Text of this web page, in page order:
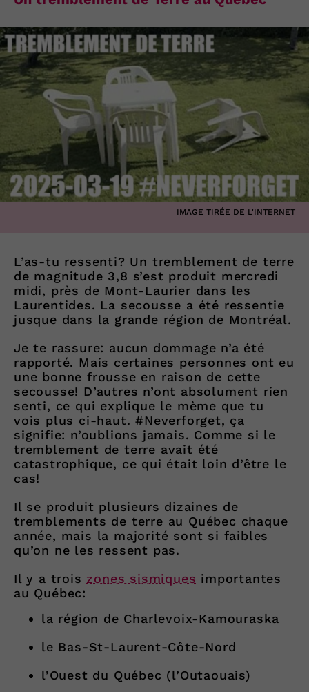
IMAGE TIRÉE DE L'INTERNET
L’as-tu ressenti? Un tremblement de terre
de magnitude 3,8 s’est produit mercredi
midi, près de Mont-Laurier dans les
Laurentides. La secousse a été ressentie
jusque dans la grande région de Montréal.
Je te rassure: aucun dommage n’a été
rapporté. Mais certaines personnes ont eu
une bonne frousse en raison de cette
secousse! D’autres n’ont absolument rien
senti, ce qui explique le mème que tu
vois plus ci-haut. #Neverforget, ça
signifie: n’oublions jamais. Comme si le
tremblement de terre avait été
catastrophique, ce qui était loin d’être le
cas!
Il se produit plusieurs dizaines de
tremblements de terre au Québec chaque
année, mais la majorité sont si faibles
qu’on ne les ressent pas.
Il y a trois zones sismiques importantes
au Québec:
la région de Charlevoix-Kamouraska
le Bas-St-Laurent-Côte-Nord
l’Ouest du Québec (l’Outaouais)